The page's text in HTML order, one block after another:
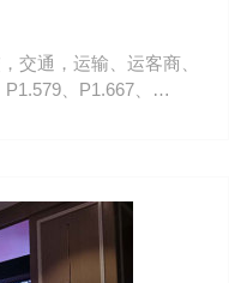
交通，运输、运客商、
、P1.667、